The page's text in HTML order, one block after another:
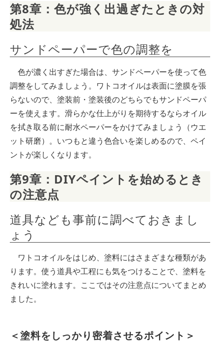
第8章：色が強く出過ぎたときの対
処法
サンドペーパーで色の調整を
色が濃く出すぎた場合は、サンドペーパーを使って色
調整をしてみましょう。ワトコオイルは表面に塗膜を張
らないので、塗装前・塗装後のどちらでもサンドペーパ
ーを使えます。滑らかな仕上がりを期待するならオイル
を拭き取る前に耐水ペーパーをかけてみましょう（ウエ
ット研磨）。いつもと違う色合いを楽しめるので、ペイ
ントが楽しくなります。
第9章：DIYペイントを始めるとき
の注意点
道具なども事前に調べておきまし
ょう
ワトコオイルをはじめ、塗料にはさまざまな種類があ
ります。使う道具や工程にも気をつけることで、塗料を
きれいに塗れます。ここではその注意点についてまとめ
ました。
＜塗料をしっかり密着させるポイント＞